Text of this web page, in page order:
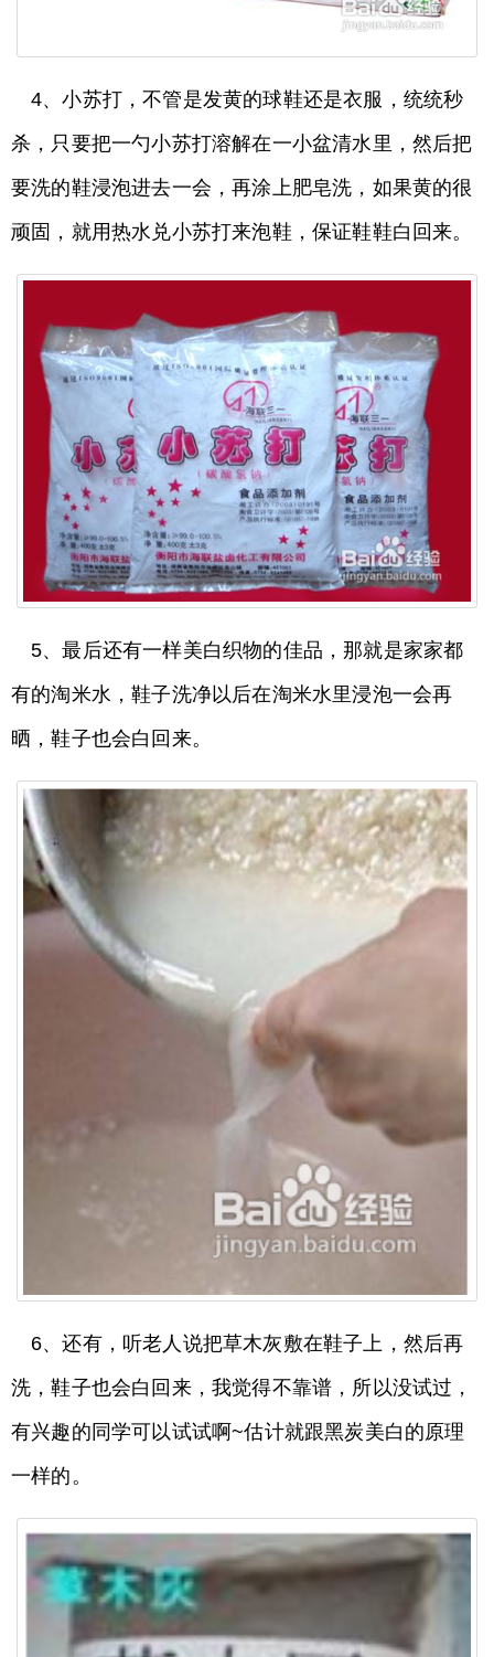
4、小苏打，不管是发黄的球鞋还是衣服，统统秒
杀，只要把一勺小苏打溶解在一小盆清水里，然后把
要洗的鞋浸泡进去一会，再涂上肥皂洗，如果黄的很
顽固，就用热水兑小苏打来泡鞋，保证鞋鞋白回来。
5、最后还有一样美白织物的佳品，那就是家家都
有的淘米水，鞋子洗净以后在淘米水里浸泡一会再
晒，鞋子也会白回来。
6、还有，听老人说把草木灰敷在鞋子上，然后再
洗，鞋子也会白回来，我觉得不靠谱，所以没试过，
有兴趣的同学可以试试啊~估计就跟黑炭美白的原理
一样的。